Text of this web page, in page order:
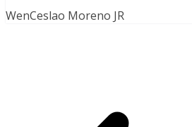
WenCeslao Moreno JR